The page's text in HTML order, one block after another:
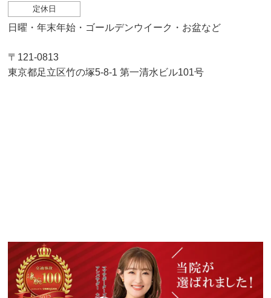
定休日
日曜・年末年始・ゴールデンウイーク・お盆など
〒121-0813
東京都足立区竹の塚5-8-1 第一清水ビル101号